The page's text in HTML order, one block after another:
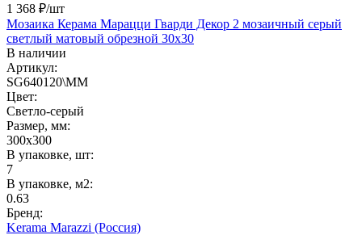
1 368 ₽/шт
Мозаика Керама Марацци Гварди Декор 2 мозаичный серый
светлый матовый обрезной 30x30
В наличии
Артикул:
SG640120\MM
Цвет:
Светло-серый
Размер, мм:
300x300
В упаковке, шт:
7
В упаковке, м2:
0.63
Бренд:
Kerama Marazzi (Россия)